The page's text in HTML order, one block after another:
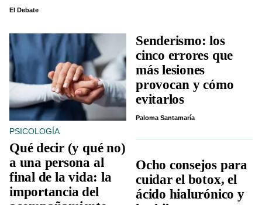
El Debate
PSICOLOGÍA
Qué decir (y qué no)
a una persona al
final de la vida: la
importancia del
Senderismo: los
cinco errores que
más lesiones
provocan y cómo
evitarlos
Paloma Santamaría
Ocho consejos para
cuidar el botox, el
ácido hialurónico y